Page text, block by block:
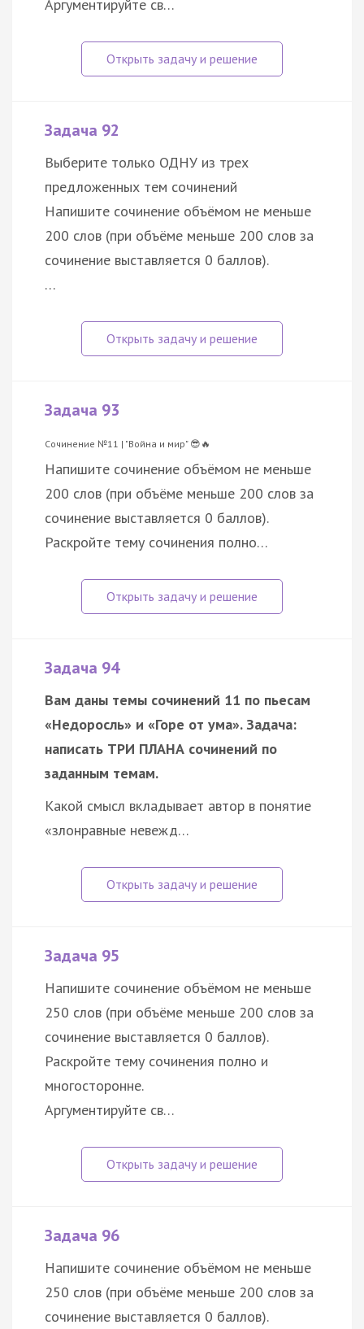
Аргументируйте св…
Задача 92
Выберите только ОДНУ из трех
предложенных тем сочинений
Напишите сочинение объёмом не меньше
200 слов (при объёме меньше 200 слов за
сочинение выставляется 0 баллов).
…
Задача 93
Сочинение №11 | "Война и мир" 😎🔥
Напишите сочинение объёмом не меньше
200 слов (при объёме меньше 200 слов за
сочинение выставляется 0 баллов).
Раскройте тему сочинения полно…
Задача 94
Вам даны темы сочинений 11 по пьесам
«Недоросль» и «Горе от ума». Задача:
написать ТРИ ПЛАНА сочинений по
заданным темам.
Какой смысл вкладывает автор в понятие
«злонравные невежд…
Задача 95
Напишите сочинение объёмом не меньше
250 слов (при объёме меньше 200 слов за
сочинение выставляется 0 баллов).
Раскройте тему сочинения полно и
многосторонне.
Аргументируйте св…
Задача 96
Напишите сочинение объёмом не меньше
250 слов (при объёме меньше 200 слов за
сочинение выставляется 0 баллов).